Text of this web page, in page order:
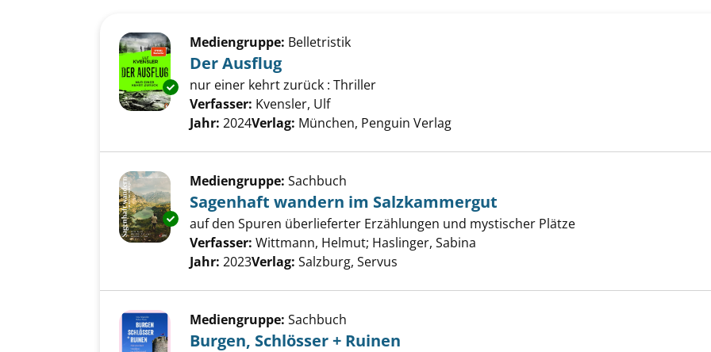
Exemplar-Details von Der Ausflug anzeigen
Mediengruppe: Belletristik
Der Ausflug
nur einer kehrt zurück : Thriller
Verfasser: Kvensler, UlfSuche nach diesem Verfasser
Jahr: 2024Verlag: München, Penguin Verlag
Exemplar-Details von Sagenhaft wandern im Salzkammergut anzeigen
Mediengruppe: Sachbuch
Sagenhaft wandern im Salzkammergut
auf den Spuren überlieferter Erzählungen und mystischer Plätze
Verfasser: Wittmann, Helmut; Haslinger, Sabina
Jahr: 2023Verlag: Salzburg, Servus
Mediengruppe: Sachbuch
Burgen, Schlösser + Ruinen